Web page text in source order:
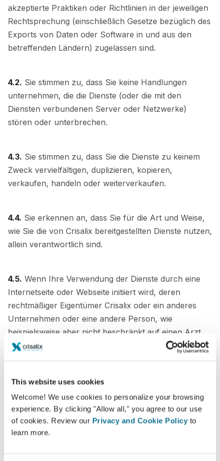
This website uses cookies
Welcome! We use cookies to personalize your browsing
experience. By clicking "Allow all," you agree to our use
of cookies. Review our Privacy and Cookie Policy to
learn more.
akzeptierte Praktiken oder Richtlinien in der jeweiligen
Rechtsprechung (einschließlich Gesetze bezüglich des
Exports von Daten oder Software in und aus den
betreffenden Ländern) zugelassen sind.
4.2. Sie stimmen zu, dass Sie keine Handlungen
unternehmen, die die Dienste (oder die mit den
Diensten verbundenen Server oder Netzwerke)
stören oder unterbrechen.
4.3. Sie stimmen zu, dass Sie die Dienste zu keinem
Zweck vervielfältigen, duplizieren, kopieren,
verkaufen, handeln oder weiterverkaufen.
4.4. Sie erkennen an, dass Sie für die Art und Weise,
wie Sie die von Crisalix bereitgestellten Dienste nutzen,
allein verantwortlich sind.
4.5. Wenn Ihre Verwendung der Dienste durch eine
Internetseite oder Webseite initiiert wird, deren
rechtmäßiger Eigentümer Crisalix oder ein anderes
Unternehmen oder eine andere Person, wie
beispielsweise aber nicht beschränkt auf einen Arzt
oder plastischen Chirurg oder Gesundheitsdienstleister
plastischen Chirurg oder Gesundheitsdienstleister oder
Dritten zu kontaktieren oder ihm Ihre Informationen
zukommen zu lassen, dann bestätigen Sie und
erkennen Sie hiermit Folgendes an: